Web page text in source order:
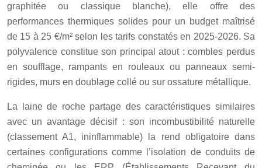
graphitée ou classique blanche), elle offre des
performances thermiques solides pour un budget maîtrisé
de 15 à 25 €/m² selon les tarifs constatés en 2025-2026. Sa
polyvalence constitue son principal atout : combles perdus
en soufflage, rampants en rouleaux ou panneaux semi-
rigides, murs en doublage collé ou sur ossature métallique.
La laine de roche partage des caractéristiques similaires
avec un avantage décisif : son incombustibilité naturelle
(classement A1, ininflammable) la rend obligatoire dans
certaines configurations comme l’isolation de conduits de